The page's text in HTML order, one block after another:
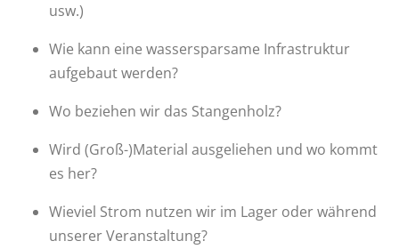
usw.)
Wie kann eine wassersparsame Infrastruktur
aufgebaut werden?
Wo beziehen wir das Stangenholz?
Wird (Groß-)Material ausgeliehen und wo kommt
es her?
Wieviel Strom nutzen wir im Lager oder während
unserer Veranstaltung?